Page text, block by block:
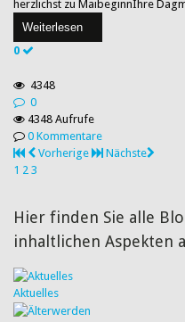
herzlichst zu MaibeginnIhre
Weiterlesen
0
4348
0
4348 Aufrufe
0 Kommentare
Vorherige
Nächste
1 2 3
Hier finden Sie alle
inhaltlichen Aspekten
Aktuelles